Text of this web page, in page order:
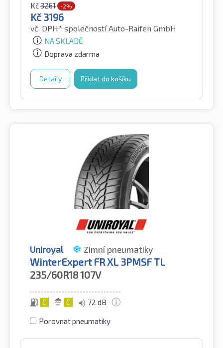
Kč3261 -2%
Kč 3196
vč. DPH* společností Auto-Raifen GmbH
NA SKLADĚ
Doprava zdarma
Detaily Přidat do košíku
Uniroyal Zimní pneumatiky
WinterExpert FR XL 3PMSF TL
235/60R18107V
C C 72 dB
Porovnat pneumatiky